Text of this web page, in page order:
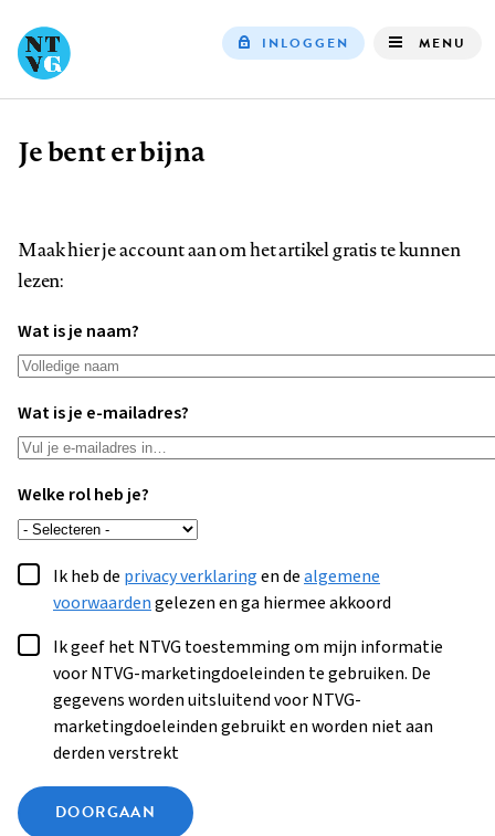
INLOGGEN MENU
Kruimelpad
Je bent er bijna
Maak hier je account aan om het artikel gratis te kunnen
lezen:
Wat is je naam?
Wat is je e-mailadres?
Welke rol heb je?
Ik heb de privacy verklaringen dealgemene
voorwaardengelezen en ga hiermee akkoord
Ik geef het NTVG toestemming om mijn informatie
voor NTVG-marketingdoeleinden te gebruiken. De
gegevens worden uitsluitend voor NTVG-
marketingdoeleinden gebruikt en worden niet aan
derden verstrekt
DOORGAAN